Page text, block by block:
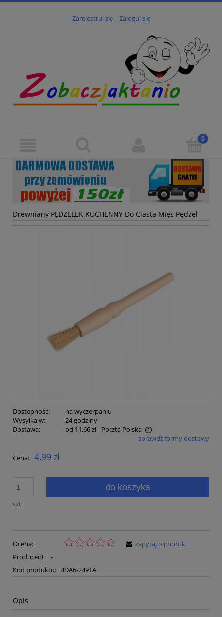
Zarejestruj się Zaloguj się
Drewniany PĘDZELEK KUCHENNY Do Ciasta Mięs Pędzel
Dostępność:
na wyczerpaniu
Wysyłka w:
24 godziny
Dostawa:
od 11,66 zł- Poczta Polska
Cena nie zawiera ewentualnych kosztów płatnościsprawdź formy dostawy
Cena: 4,99 zł
szt.
do koszyka
Ocena:
Producent: -
Kod produktu: 4DA6-2491A
zapytaj o produkt
Opis